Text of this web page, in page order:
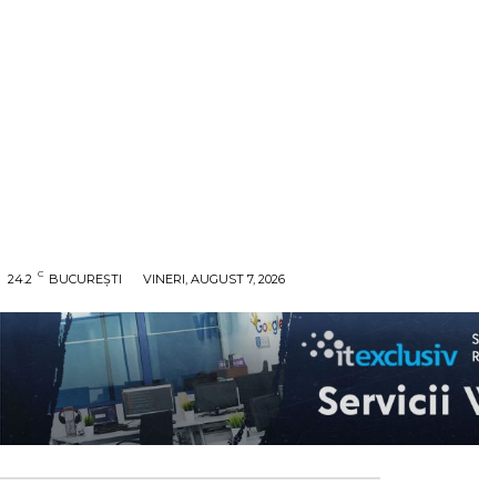
24.2 C BUCUREȘTI VINERI, AUGUST 7, 2026